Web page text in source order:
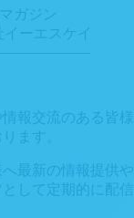
ガジン
ーエスケイ
報交流のある皆
ます。
最新の情報提供
して定期的に配